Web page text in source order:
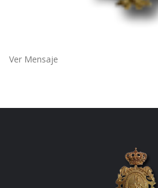
Ver Mensaje